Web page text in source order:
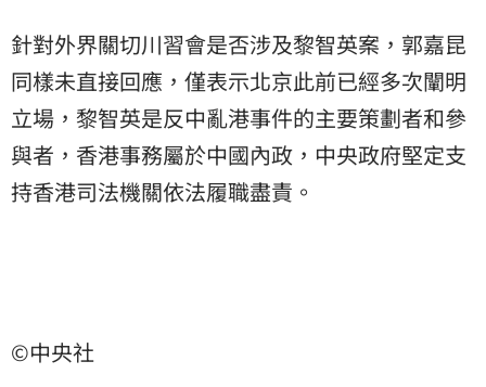
針對外界關切川習會是否涉及黎智英案，郭嘉昆
同樣未直接回應，僅表示北京此前已經多次闡明
立場，黎智英是反中亂港事件的主要策劃者和參
與者，香港事務屬於中國內政，中央政府堅定支
持香港司法機關依法履職盡責。
©中央社